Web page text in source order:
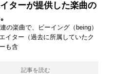
ターが提供した楽曲の
の楽曲で、ビーイング（being）
イター（過去に所属していたク
も含
記事を読む